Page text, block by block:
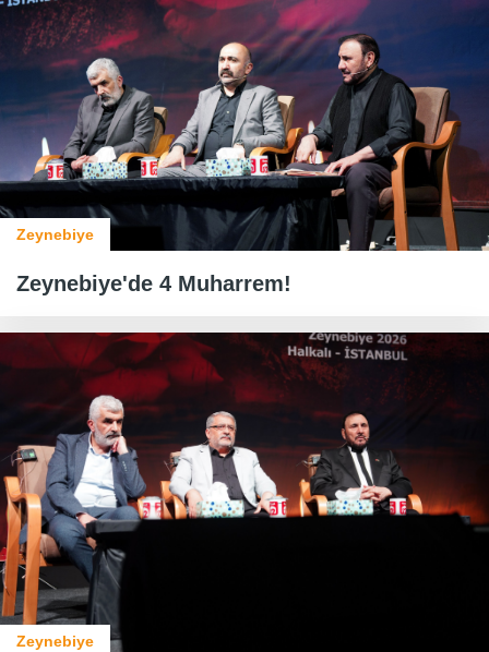
Zeynebiye
Zeynebiye'de 4 Muharrem!
Zeynebiye